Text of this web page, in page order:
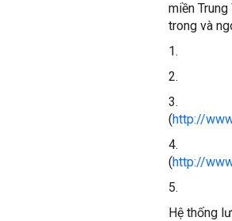
miền
trong và
1. Tạp
2. Trang
3. Tạp
(http://
4. Hệ
(http://
5. Hệ
Hệ thống